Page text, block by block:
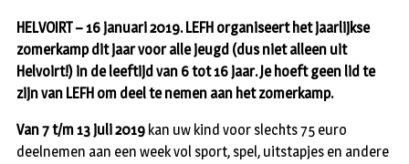
HELVOIRT – 16 januari 2019. LEFH organiseert het jaarlijkse
zomerkamp dit jaar voor alle jeugd (dus niet alleen uit
Helvoirt!) in de leeftijd van 6 tot 16 jaar. Je hoeft geen lid te
zijn van LEFH om deel te nemen aan het zomerkamp.
Van 7 t/m 13 juli 2019 kan uw kind voor slechts 75 euro
deelnemen aan een week vol sport, spel, uitstapjes en andere